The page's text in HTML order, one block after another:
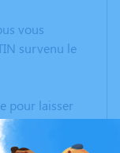
vous
survenu le
pour laisser
souvenirs, une
des